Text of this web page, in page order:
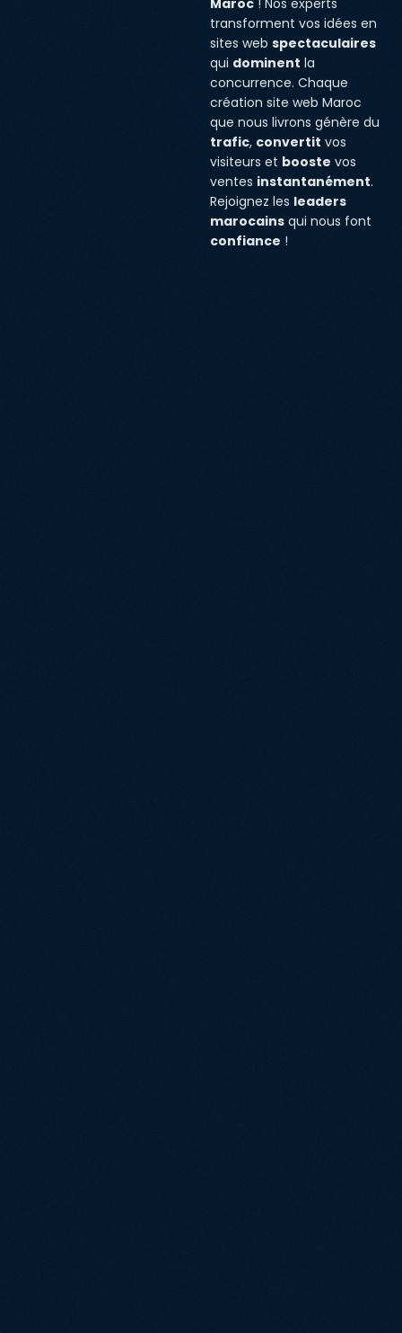
Maroc ! Nos experts
transforment vos idées en
sites web spectaculaires
qui dominent la
concurrence. Chaque
création site web Maroc
que nous livrons génère du
trafic, convertit vos
visiteurs et booste vos
ventes instantanément.
Rejoignez les leaders
marocains qui nous font
confiance !